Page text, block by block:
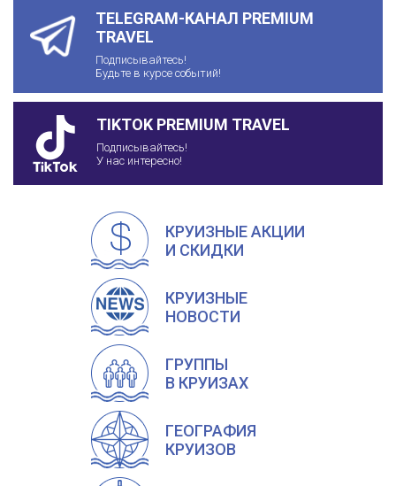
TELEGRAM-КАНАЛ PREMIUM
TRAVEL
Подписывайтесь!
Будьте в курсе событий!
TIKTOK PREMIUM TRAVEL
Подписывайтесь!
У нас интересно!
КРУИЗНЫЕ АКЦИИ
И СКИДКИ
КРУИЗНЫЕ
НОВОСТИ
ГРУППЫ
В КРУИЗАХ
ГЕОГРАФИЯ
КРУИЗОВ